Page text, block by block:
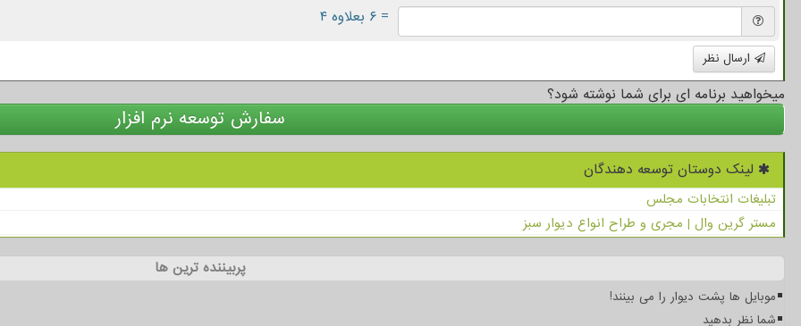
= ۶ بعلاوه ۴
ارسال نظر
میخواهید برنامه ای برای شما نوشته شود؟
سفارش توسعه نرم افزار
لینک دوستان توسعه دهندگان
تبلیغات انتخابات مجلس
مستر گرین وال | مجری و طراح انواع دیوار سبز
پربیننده ترین ها
موبایل ها پشت دیوار را می بینند!
شما نظر بدهید